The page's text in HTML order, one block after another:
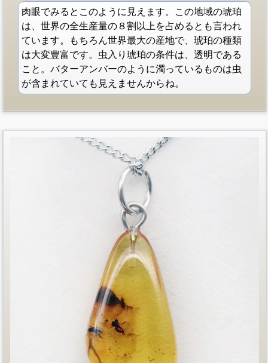
肉眼でみるとこのように見えます。この地域の琥珀
は、世界の全生産量の８割以上を占めるとも言われ
ています。もちろん世界最大の産地で、琥珀の種類
は大変豊富です。虫入り琥珀の条件は、透明である
こと。バターアンバーのように濁っているものは虫
が含まれていても見えませんからね。